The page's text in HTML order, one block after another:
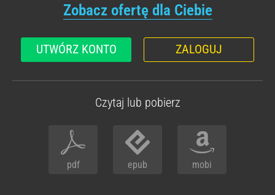
Zobacz ofertę dla Ciebie
UTWÓRZ KONTO ZALOGUJ
Czytaj lub pobierz
pdf epub mobi